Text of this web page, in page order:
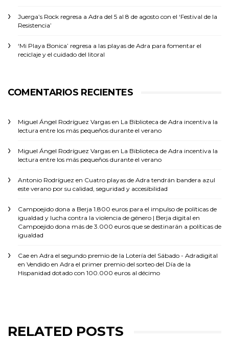
Juerga’s Rock regresa a Adra del 5 al 8 de agosto con el ‘Festival de la
Resistencia’
‘Mi Playa Bonica’ regresa a las playas de Adra para fomentar el
reciclaje y el cuidado del litoral
COMENTARIOS RECIENTES
Miguel Ángel Rodríguez Vargas en La Biblioteca de Adra incentiva la
lectura entre los más pequeños durante el verano
Miguel Ángel Rodríguez Vargas en La Biblioteca de Adra incentiva la
lectura entre los más pequeños durante el verano
Antonio Rodríguez en Cuatro playas de Adra tendrán bandera azul
este verano por su calidad, seguridad y accesibilidad
Campoejido dona a Berja 1.800 euros para el impulso de políticas de
igualdad y lucha contra la violencia de género | Berja digital en
Campoejido dona más de 3.000 euros que se destinarán a políticas de
igualdad
Cae en Adra el segundo premio de la Lotería del Sábado - Adradigital
en Vendido en Adra el primer premio del sorteo del Día de la
Hispanidad dotado con 100.000 euros al décimo
RELATED POSTS